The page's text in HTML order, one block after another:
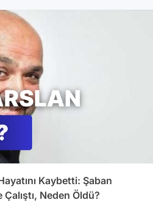
Kaybetti: Şaban
Neden Öldü?